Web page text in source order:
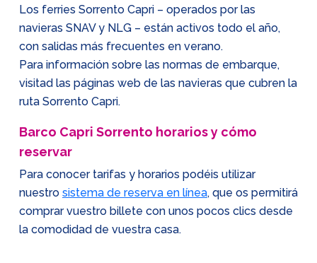
Los ferries Sorrento Capri – operados por las
navieras SNAV y NLG – están activos todo el año,
con salidas más frecuentes en verano.
Para información sobre las normas de embarque,
visitad las páginas web de las navieras que cubren la
ruta Sorrento Capri.
Barco Capri Sorrento horarios y cómo
reservar
Para conocer tarifas y horarios podéis utilizar
nuestro sistema de reserva en línea, que os permitirá
comprar vuestro billete con unos pocos clics desde
la comodidad de vuestra casa.